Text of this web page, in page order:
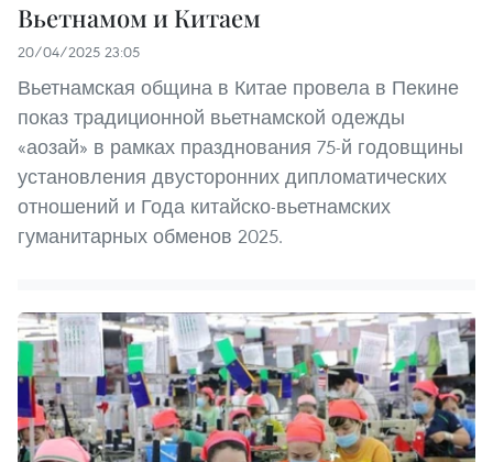
Вьетнамом и Китаем
20/04/2025 23:05
Вьетнамская община в Китае провела в Пекине
показ традиционной вьетнамской одежды
«аозай» в рамках празднования 75-й годовщины
установления двусторонних дипломатических
отношений и Года китайско-вьетнамских
гуманитарных обменов 2025.